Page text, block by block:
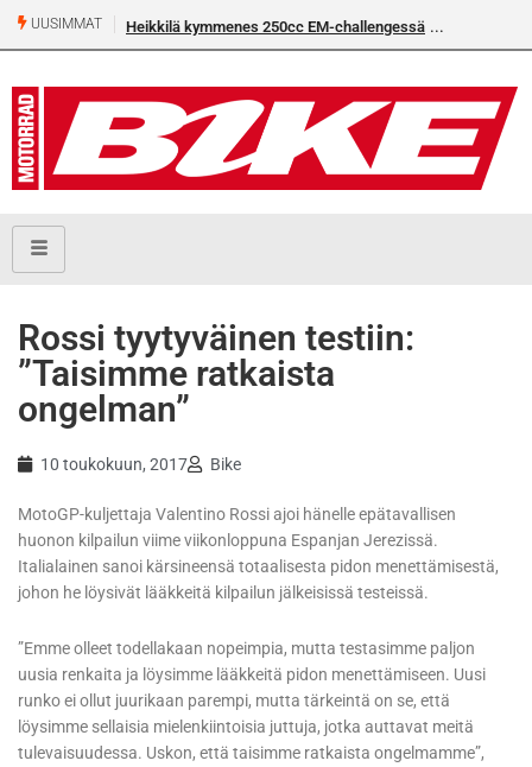
UUSIMMAT Heikkilä kymmenes 250cc EM-challengessä
Rossi tyytyväinen testiin:
”Taisimme ratkaista
ongelman”
10 toukokuun, 2017 Bike
MotoGP-kuljettaja Valentino Rossi ajoi hänelle epätavallisen
huonon kilpailun viime viikonloppuna Espanjan Jerezissä.
Italialainen sanoi kärsineensä totaalisesta pidon menettämisestä,
johon he löysivät lääkkeitä kilpailun jälkeisissä testeissä.
”Emme olleet todellakaan nopeimpia, mutta testasimme paljon
uusia renkaita ja löysimme lääkkeitä pidon menettämiseen. Uusi
runko ei ollut juurikaan parempi, mutta tärkeintä on se, että
löysimme sellaisia mielenkiintoisia juttuja, jotka auttavat meitä
tulevaisuudessa. Uskon, että taisimme ratkaista ongelmamme”,